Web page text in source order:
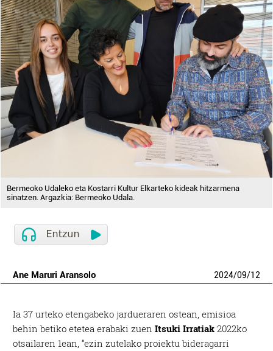
Bermeoko Udaleko eta Kostarri Kultur Elkarteko kideak hitzarmena
sinatzen. Argazkia: Bermeoko Udala.
Ane Maruri Aransolo 2024/09/12
Ia 37 urteko etengabeko jardueraren ostean, emisioa
behin betiko etetea erabaki zuenItsuki Irratiak 2022ko
otsailaren 1ean, “ezin zutelako proiektu bideragarri